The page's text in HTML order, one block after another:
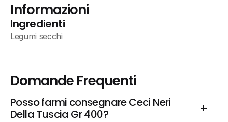
Informazioni
Ingredienti
Legumi secchi
Domande Frequenti
Posso farmi consegnare Ceci Neri
Della Tuscia Gr 400?